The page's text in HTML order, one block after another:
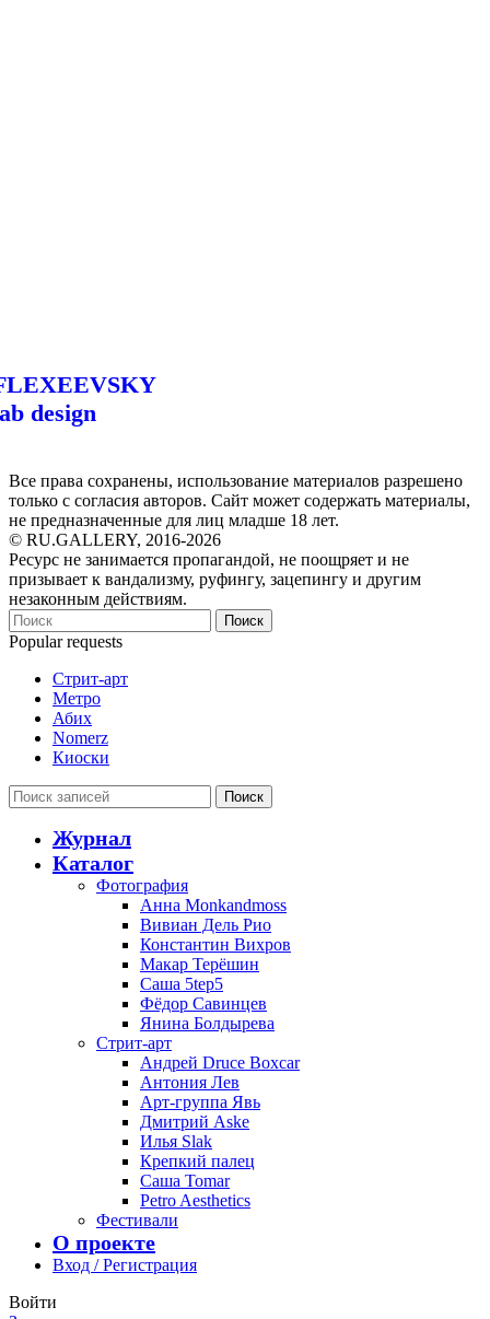
design
Все права сохранены, использование материалов разрешено
только с согласия авторов. Сайт может содержать материалы,
не предназначенные для лиц младше 18 лет.
© RU.GALLERY, 2016-2026
Ресурс не занимается пропагандой, не поощряет и не
призывает к вандализму, руфингу, зацепингу и другим
незаконным действиям.
Поиск
Popular requests
Стрит-арт
Метро
Абих
Nomerz
Киоски
Поиск
Журнал
Каталог
Фотография
Анна Monkandmoss
Вивиан Дель Рио
Константин Вихров
Макар Терёшин
Саша 5tep5
Фёдор Савинцев
Янина Болдырева
Стрит-арт
Андрей Druce Boxcar
Антония Лев
Арт-группа Явь
Дмитрий Aske
Илья Slak
Крепкий палец
Саша Tomar
Petro Aesthetics
Фестивали
О проекте
Вход / Регистрация
Войти